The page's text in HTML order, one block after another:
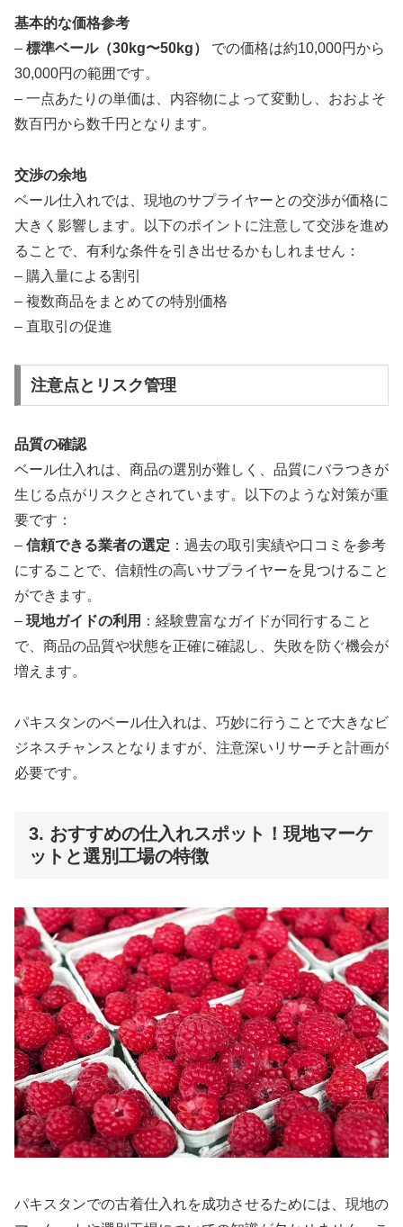
基本的な価格参考
– 標準ベール（30kg〜50kg）
での価格は約10,000円から
30,000円の範囲です。
– 一点あたりの単価は、内容物によって変動し、おおよそ
数百円から数千円となります。
交渉の余地
ベール仕入れでは、現地のサプライヤーとの交渉が価格に
大きく影響します。以下のポイントに注意して交渉を進め
ることで、有利な条件を引き出せるかもしれません：
– 購入量による割引
– 複数商品をまとめての特別価格
– 直取引の促進
注意点とリスク管理
品質の確認
ベール仕入れは、商品の選別が難しく、品質にバラつきが
生じる点がリスクとされています。以下のような対策が重
要です：
– 信頼できる業者の選定 ：過去の取引実績や口コミを参考
にすることで、信頼性の高いサプライヤーを見つけること
ができます。
– 現地ガイドの利用 ：経験豊富なガイドが同行すること
で、商品の品質や状態を正確に確認し、失敗を防ぐ機会が
増えます。
パキスタンのベール仕入れは、巧妙に行うことで大きなビ
ジネスチャンスとなりますが、注意深いリサーチと計画が
必要です。
3. おすすめの仕入れスポット！現地マーケ
ットと選別工場の特徴
パキスタンでの古着仕入れを成功させるためには、現地の